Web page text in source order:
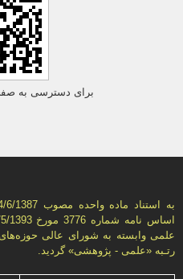
برای دسترسی به
رتـبه «علمی - پژوهشی» گرديد.